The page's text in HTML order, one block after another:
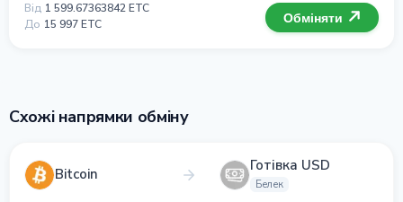
Від 1 599.67363842 ETC
До 15 997 ETC Обміняти
Схожі напрямки обміну
Bitcoin Готівка USD
Белек